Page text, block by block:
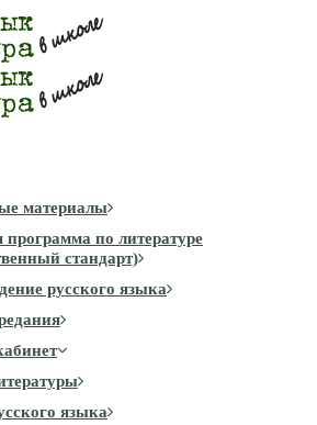
материалы
по литературе
стандарт)
русского языка
языка